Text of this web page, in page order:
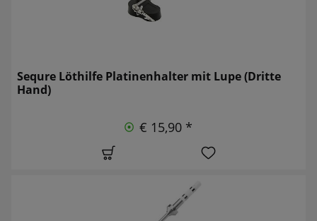
Sequre Löthilfe Platinenhalter mit Lupe (Dritte
Hand)
€ 15,90 *